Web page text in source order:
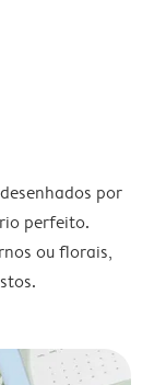
por
perfeito.
ou florais,